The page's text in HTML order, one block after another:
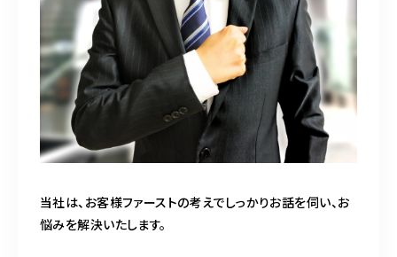
当社は、お客様ファーストの考えでしっかりお話を伺い、お
悩みを解決いたします。